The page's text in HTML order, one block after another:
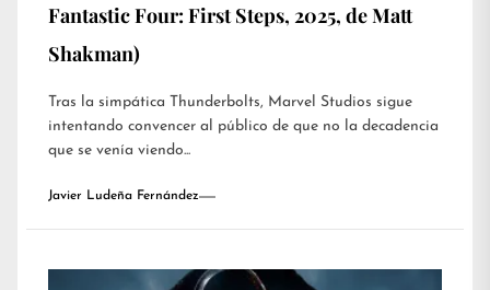
Fantastic Four: First Steps, 2025, de Matt
Shakman)
Tras la simpática Thunderbolts, Marvel Studios sigue
intentando convencer al público de que no la decadencia
que se venía viendo...
Javier Ludeña Fernández